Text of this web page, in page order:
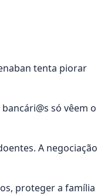
tenta piorar
só vêem o
A negociação
proteger a família